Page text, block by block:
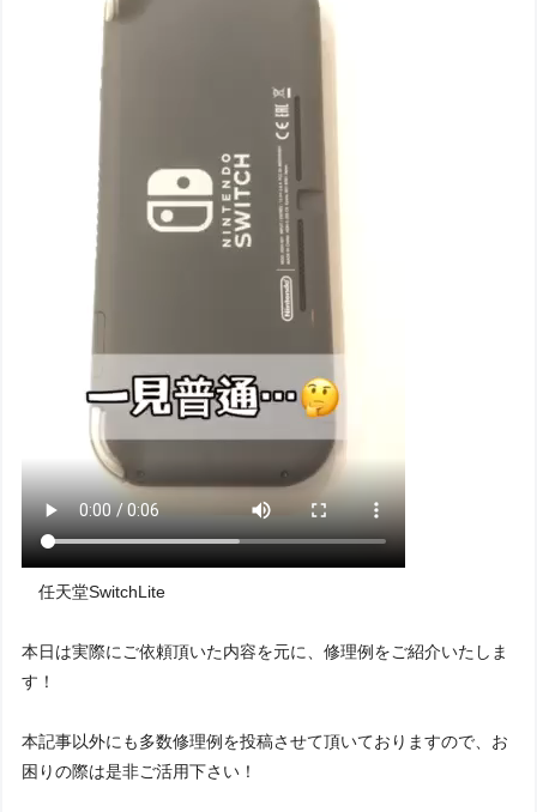
任天堂SwitchLite
本日は実際にご依頼頂いた内容を元に、修理例をご紹介いたしま
す！
本記事以外にも多数修理例を投稿させて頂いておりますので、お
困りの際は是非ご活用下さい！